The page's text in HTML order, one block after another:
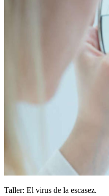
Taller: El virus de la escasez.